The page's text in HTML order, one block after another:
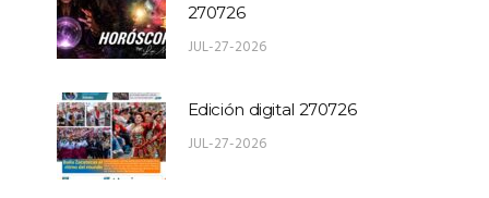
270726
JUL-27-2026
Edición digital 270726
JUL-27-2026